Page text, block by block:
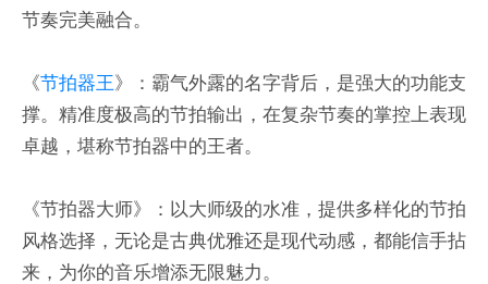
节奏完美融合。
《节拍器王》：霸气外露的名字背后，是强大的功能支
撑。精准度极高的节拍输出，在复杂节奏的掌控上表现
卓越，堪称节拍器中的王者。
《节拍器大师》：以大师级的水准，提供多样化的节拍
风格选择，无论是古典优雅还是现代动感，都能信手拈
来，为你的音乐增添无限魅力。